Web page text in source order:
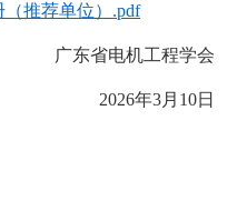
（推荐单位）.pdf
广东省电机工程学会
2026年3月10日